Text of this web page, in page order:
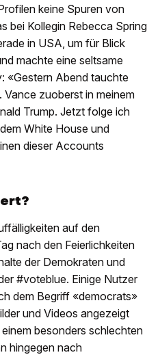
keine Spuren von
bei Kollegin Rebecca Spring
in USA, um für Blick
machte eine seltsame
«Gestern Abend tauchte
zuoberst in meinem
Trump. Jetzt folge ich
White House und
dieser Accounts
auf den
nach den Feierlichkeiten
der Demokraten und
#voteblue. Einige Nutzer
dem Begriff «democrats»
und Videos angezeigt
besonders schlechten
hingegen nach